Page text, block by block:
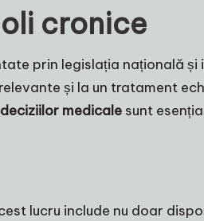
cronice
prin legislația națională
și la un tratament
medicale sunt
lucru include nu doar